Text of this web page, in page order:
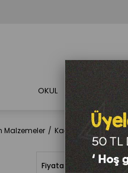
OKUL OFİS
Malzemeler Kağıt Çeşitleri
Fiyata Göre (Artan)